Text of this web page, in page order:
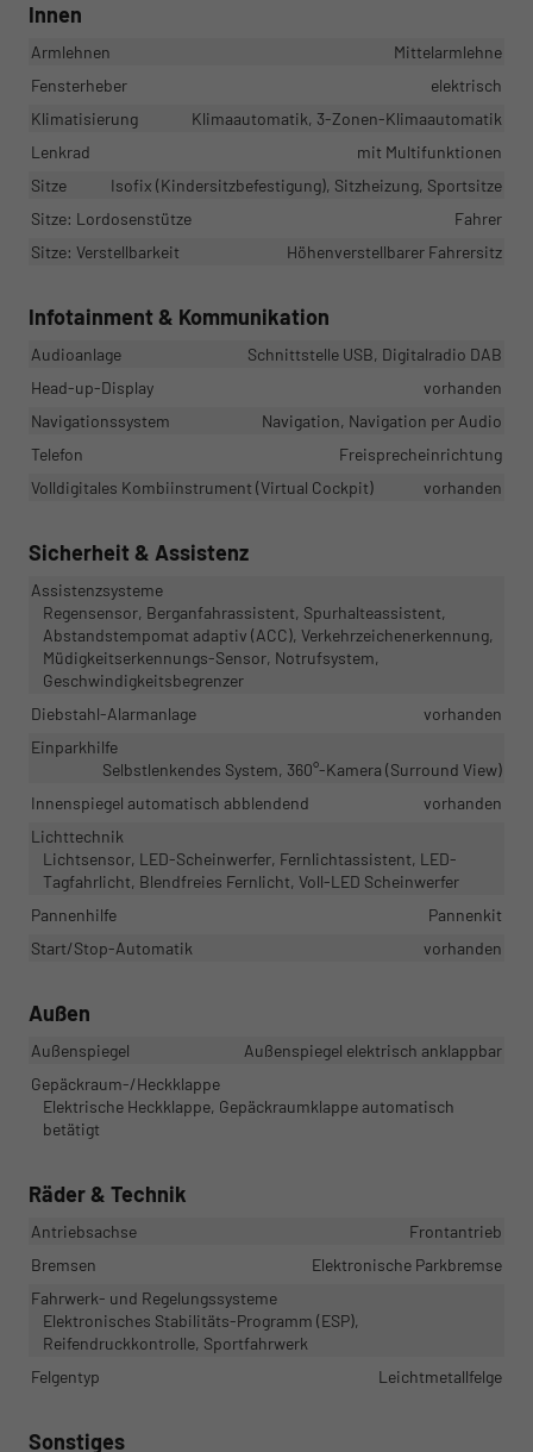
Innen
Armlehnen
Mittelarmlehne
Fensterheber
elektrisch
Klimatisierung
Klimaautomatik, 3-Zonen-Klimaautomatik
Lenkrad
mit Multifunktionen
Sitze
Isofix (Kindersitzbefestigung), Sitzheizung, Sportsitze
Sitze: Lordosenstütze
Fahrer
Sitze: Verstellbarkeit
Höhenverstellbarer Fahrersitz
Infotainment & Kommunikation
Audioanlage
Schnittstelle USB, Digitalradio DAB
Head-up-Display
vorhanden
Navigationssystem
Navigation, Navigation per Audio
Telefon
Freisprecheinrichtung
Volldigitales Kombiinstrument (Virtual Cockpit)
vorhanden
Sicherheit & Assistenz
Assistenzsysteme
Regensensor, Berganfahrassistent, Spurhalteassistent,
Abstandstempomat adaptiv (ACC), Verkehrzeichenerkennung,
Müdigkeitserkennungs-Sensor, Notrufsystem,
Geschwindigkeitsbegrenzer
Diebstahl-Alarmanlage
vorhanden
Einparkhilfe
Selbstlenkendes System, 360°-Kamera (Surround View)
Innenspiegel automatisch abblendend
vorhanden
Lichttechnik
Lichtsensor, LED-Scheinwerfer, Fernlichtassistent, LED-
Tagfahrlicht, Blendfreies Fernlicht, Voll-LED Scheinwerfer
Pannenhilfe
Pannenkit
Start/Stop-Automatik
vorhanden
Außen
Außenspiegel
Außenspiegel elektrisch anklappbar
Gepäckraum-/Heckklappe
Elektrische Heckklappe, Gepäckraumklappe automatisch
betätigt
Räder & Technik
Antriebsachse
Frontantrieb
Bremsen
Elektronische Parkbremse
Fahrwerk- und Regelungssysteme
Elektronisches Stabilitäts-Programm (ESP),
Reifendruckkontrolle, Sportfahrwerk
Felgentyp
Leichtmetallfelge
Sonstiges